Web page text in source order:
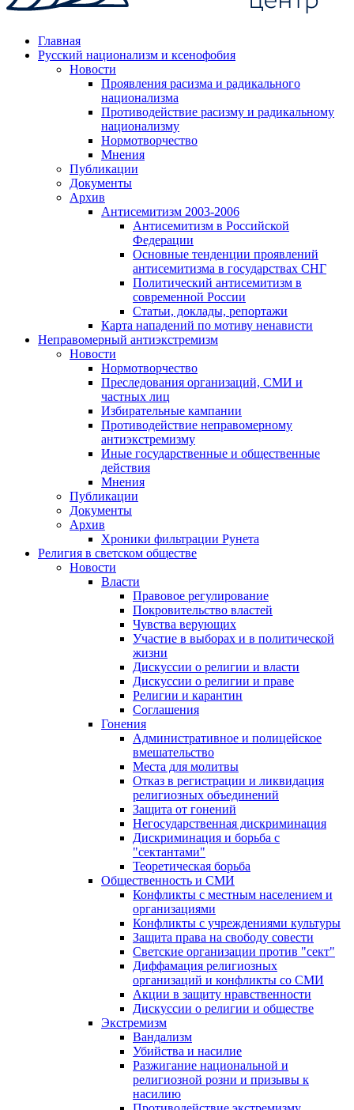
Главная
Русский национализм и ксенофобия
Новости
Проявления расизма и радикального
национализма
Противодействие расизму и радикальному
национализму
Нормотворчество
Мнения
Публикации
Документы
Архив
Антисемитизм 2003-2006
Антисемитизм в Российской
Федерации
Основные тенденции проявлений
антисемитизма в государствах СНГ
Политический антисемитизм в
современной России
Статьи, доклады, репортажи
Карта нападений по мотиву ненависти
Неправомерный антиэкстремизм
Новости
Нормотворчество
Преследования организаций, СМИ и
частных лиц
Избирательные кампании
Противодействие неправомерному
антиэкстремизму
Иные государственные и общественные
действия
Мнения
Публикации
Документы
Архив
Хроники фильтрации Рунета
Религия в светском обществе
Новости
Власти
Правовое регулирование
Покровительство властей
Чувства верующих
Участие в выборах и в политической
жизни
Дискуссии о религии и власти
Дискуссии о религии и праве
Религии и карантин
Соглашения
Гонения
Административное и полицейское
вмешательство
Места для молитвы
Отказ в регистрации и ликвидация
религиозных объединений
Защита от гонений
Негосударственная дискриминация
Дискриминация и борьба с
"сектантами"
Теоретическая борьба
Общественность и СМИ
Конфликты с местным населением и
организациями
Конфликты с учреждениями культуры
Защита права на свободу совести
Светские организации против "сект"
Диффамация религиозных
организаций и конфликты со СМИ
Акции в защиту нравственности
Дискуссии о религии и обществе
Экстремизм
Вандализм
Убийства и насилие
Разжигание национальной и
религиозной розни и призывы к
насилию